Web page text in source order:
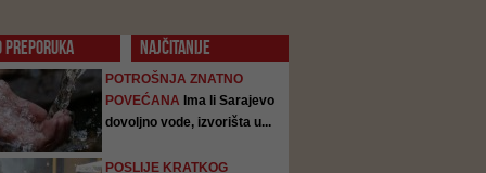
PREPORUKA NAJČITANIJE
POTROŠNJA ZNATNO
POVEĆANA Ima li Sarajevo
dovoljno vode, izvorišta u...
POSLIJE KRATKOG